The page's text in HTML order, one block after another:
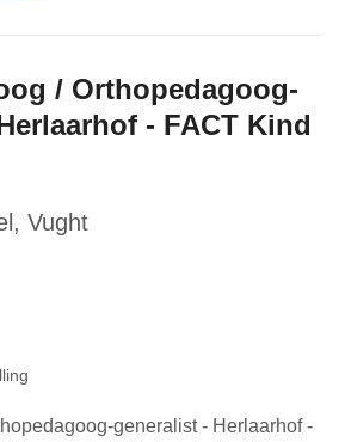
/ Orthopedagoog-
- FACT Kind
, Vught
generalist - Herlaarhof -